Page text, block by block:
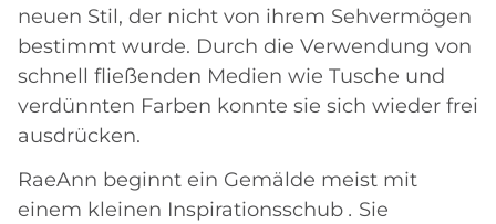
neuen Stil, der nicht von ihrem Sehvermögen
bestimmt wurde. Durch die Verwendung von
schnell fließenden Medien wie Tusche und
verdünnten Farben konnte sie sich wieder frei
ausdrücken.
RaeAnn beginnt ein Gemälde meist mit
einem kleinen Inspirationsschub . Sie